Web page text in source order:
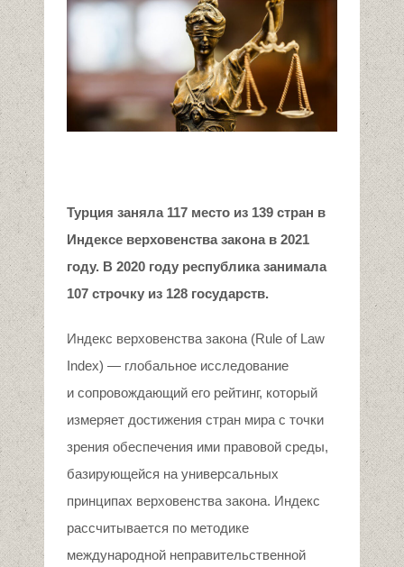
Турция заняла 117 место из 139 стран в
Индексе верховенства закона в 2021
году. В 2020 году республика занимала
107 строчку из 128 государств.
Индекс верховенства закона (Rule of Law
Index) — глобальное исследование
и сопровождающий его рейтинг, который
измеряет достижения стран мира с точки
зрения обеспечения ими правовой среды,
базирующейся на универсальных
принципах верховенства закона. Индекс
рассчитывается по методике
международной неправительственной